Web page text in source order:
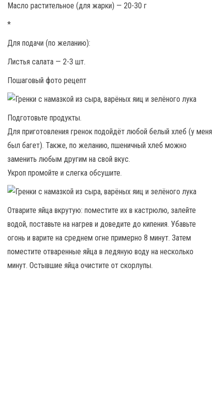
Масло растительное (для жарки) — 20-30 г
*
Для подачи (по желанию):
Листья салата — 2-3 шт.
Пошаговый фото рецепт
Подготовьте продукты.
Для приготовления гренок подойдёт любой белый хлеб (у меня
был багет). Также, по желанию, пшеничный хлеб можно
заменить любым другим на свой вкус.
Укроп промойте и слегка обсушите.
Отварите яйца вкрутую: поместите их в кастрюлю, залейте
водой, поставьте на нагрев и доведите до кипения. Убавьте
огонь и варите на среднем огне примерно 8 минут. Затем
поместите отваренные яйца в ледяную воду на несколько
минут. Остывшие яйца очистите от скорлупы.